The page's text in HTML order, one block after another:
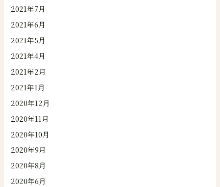
2021年7月
2021年6月
2021年5月
2021年4月
2021年2月
2021年1月
2020年12月
2020年11月
2020年10月
2020年9月
2020年8月
2020年6月